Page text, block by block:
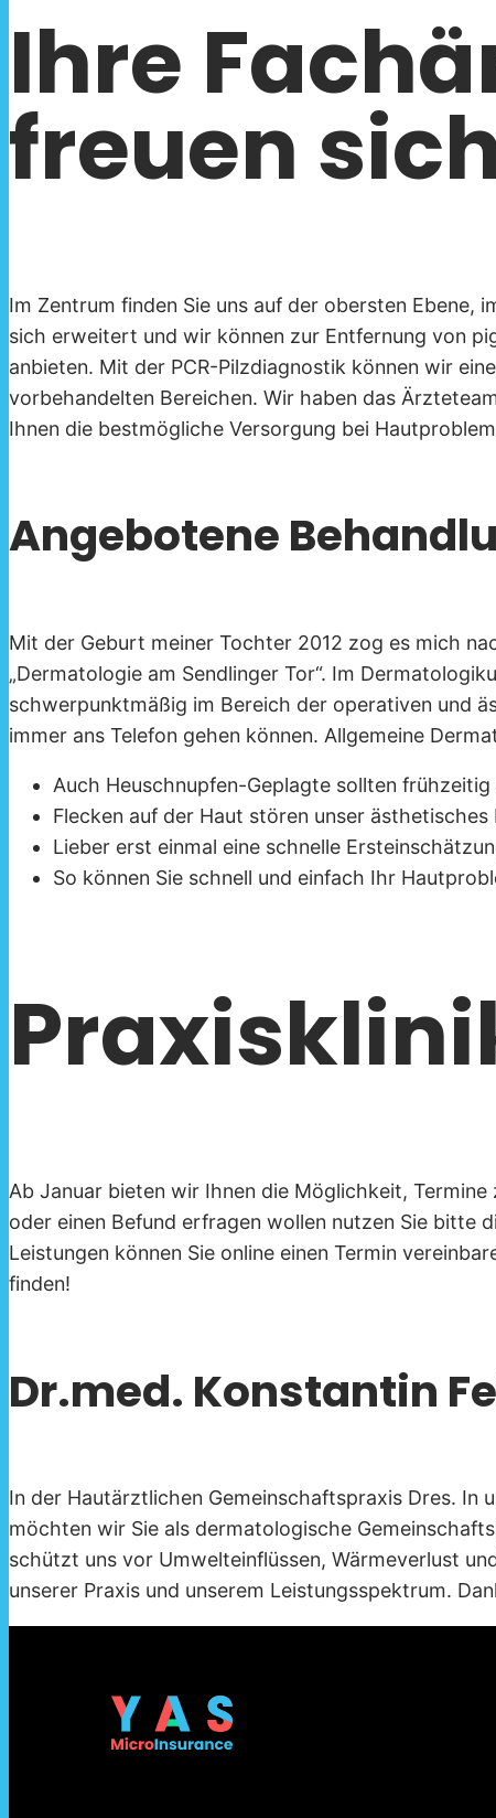
Ihre
freuen
Im Zentrum finden Sie uns auf der obersten Ebene,
sich erweitert und wir können zur Entfernung von
anbieten. Mit der PCR-Pilzdiagnostik können wir
vorbehandelten Bereichen. Wir haben das
Ihnen die bestmögliche Versorgung bei
Angebotene
Mit der Geburt meiner Tochter 2012 zog es mich
„Dermatologie am Sendlinger Tor“. Im
schwerpunktmäßig im Bereich der operativen und
immer ans Telefon gehen können. Allgemeine
Auch Heuschnupfen-Geplagte sollten
Flecken auf der Haut stören unser
Lieber erst einmal eine schnelle
So können Sie schnell und einfach Ihr
Ab Januar bieten wir Ihnen die Möglichkeit, Termine
oder einen Befund erfragen wollen nutzen Sie bitte
Leistungen können Sie online einen Termin
finden!
Dr.med. Konstantin
In der Hautärztlichen Gemeinschaftspraxis Dres. In
möchten wir Sie als dermatologische
schützt uns vor Umwelteinflüssen, Wärmeverlust
unserer Praxis und unserem Leistungsspektrum.